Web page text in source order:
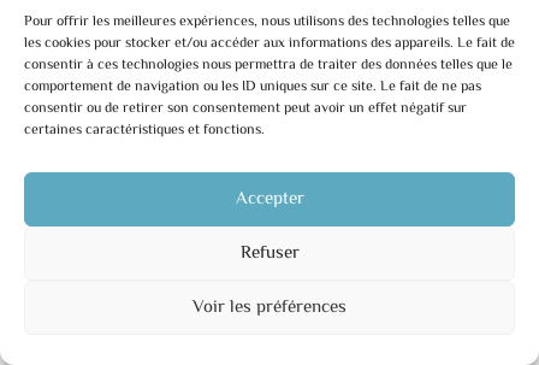
Pour offrir les meilleures expériences, nous utilisons des technologies telles que
les cookies pour stocker et/ou accéder aux informations des appareils. Le fait de
consentir à ces technologies nous permettra de traiter des données telles que le
comportement de navigation ou les ID uniques sur ce site. Le fait de ne pas
consentir ou de retirer son consentement peut avoir un effet négatif sur
certaines caractéristiques et fonctions.
Accepter
Refuser
Voir les préférences
06 46 21 53 09
Mentions Légales NEOIA